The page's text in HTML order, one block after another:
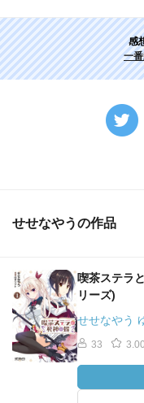
感
一
せせなやうの作品
喫茶ステラ
リーズ)
せせなやう
33 3.00